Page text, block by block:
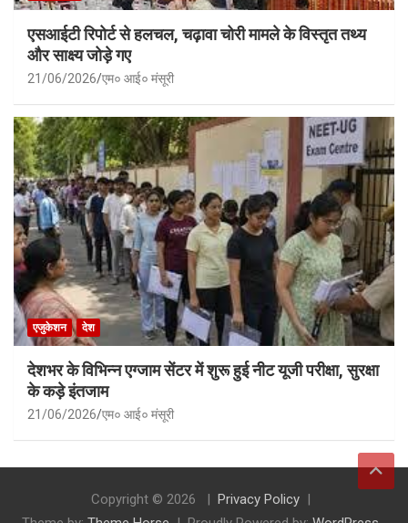
एसआईटी रिपोर्ट से हलचल, चढ़ावा चोरी मामले के विस्तृत तथ्य
और साक्ष्य जोड़े गए
21/06/2026 एम० आई० मंसूरी
एजुकेशन देश
देशभर के विभिन्न एग्जाम सेंटर में शुरू हुई नीट यूजी परीक्षा, सुरक्षा
के कड़े इंतजाम
21/06/2026 एम० आई० मंसूरी
Copyright © 2026
Privacy Policy